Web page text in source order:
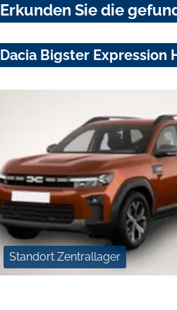
Erkunden Sie die
Dacia Bigster Expression
Standort Zentrallager